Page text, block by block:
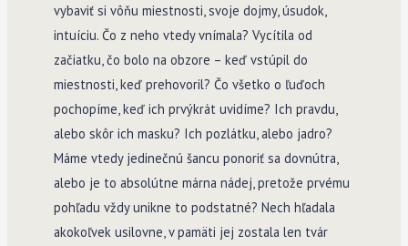
vybaviť si vôňu miestnosti, svoje dojmy, úsudok,
intuíciu. Čo z neho vtedy vnímala? Vycítila od
začiatku, čo bolo na obzore – keď vstúpil do
miestnosti, keď prehovoril? Čo všetko o ľuďoch
pochopíme, keď ich prvýkrát uvidíme? Ich pravdu,
alebo skôr ich masku? Ich pozlátku, alebo jadro?
Máme vtedy jedinečnú šancu ponoriť sa dovnútra,
alebo je to absolútne márna nádej, pretože prvému
pohľadu vždy unikne to podstatné? Nech hľadala
akokoľvek usilovne, v pamäti jej zostala len tvár